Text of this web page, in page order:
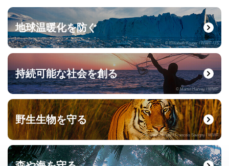
地球温暖化を防ぐ
© Elisabeth Kruger / WWF-US
持続可能な社会を創る
© Martin Harvey / WWF
野生生物を守る
© naturepl.com / Francois Savigny / WWF